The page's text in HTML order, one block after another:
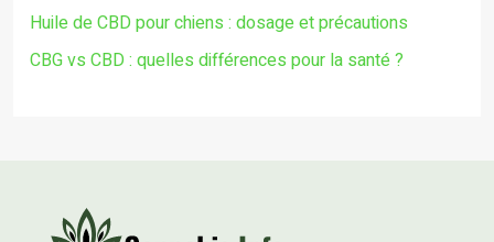
Huile de CBD pour chiens : dosage et précautions
CBG vs CBD : quelles différences pour la santé ?